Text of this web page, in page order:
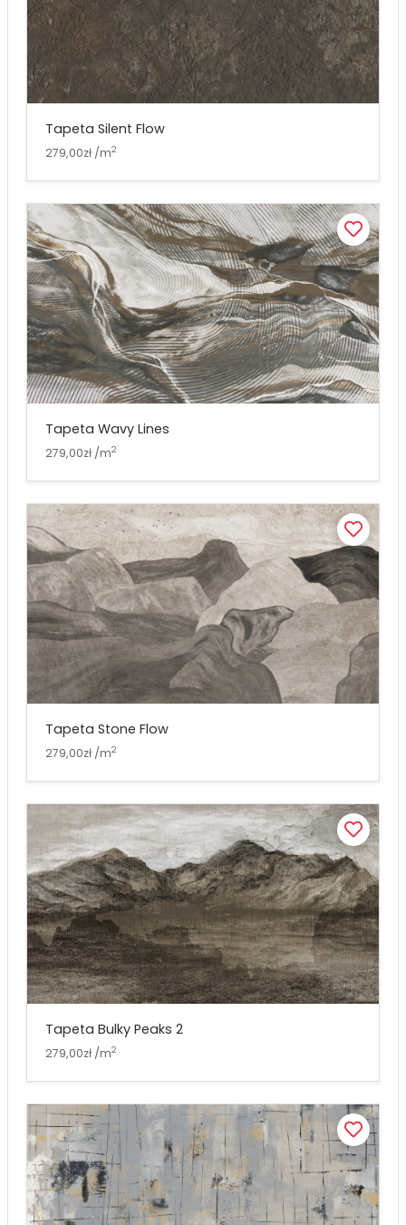
Tapeta Silent Flow
279,00zł /m2
Tapeta Wavy Lines
279,00zł /m2
Tapeta Stone Flow
279,00zł /m2
Tapeta Bulky Peaks 2
279,00zł /m2